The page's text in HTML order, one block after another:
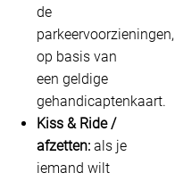
de
parkeervoorzieningen,
op basis van
een geldige
gehandicaptenkaart.
Kiss & Ride /
afzetten: als je
iemand wilt